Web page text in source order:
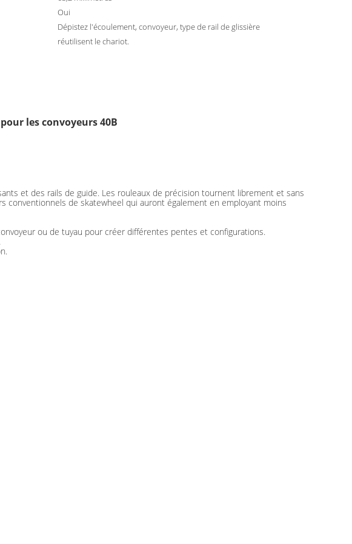
Oui
Dépistez l'écoulement, convoyeur, type de rail de glissière
réutilisent le chariot.
les convoyeurs 40B
et des rails de guide. Les rouleaux de précision tournent librement et sans
conventionnels de skatewheel qui auront également en employant moins
ou de tuyau pour créer différentes pentes et configurations.